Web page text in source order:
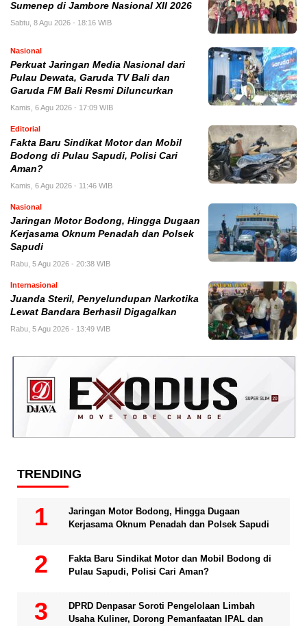
Sumenep di Jambore Nasional XII 2026
Sabtu, 8 Agu 2026 - 18:16 WIB
Nasional
Perkuat Jaringan Media Nasional dari
Pulau Dewata, Garuda TV Bali dan
Garuda FM Bali Resmi Diluncurkan
Kamis, 6 Agu 2026 - 17:09 WIB
Editorial
Fakta Baru Sindikat Motor dan Mobil
Bodong di Pulau Sapudi, Polisi Cari
Aman?
Kamis, 6 Agu 2026 - 11:46 WIB
Nasional
Jaringan Motor Bodong, Hingga Dugaan
Kerjasama Oknum Penadah dan Polsek
Sapudi
Rabu, 5 Agu 2026 - 20:38 WIB
Internasional
Juanda Steril, Penyelundupan Narkotika
Lewat Bandara Berhasil Digagalkan
Rabu, 5 Agu 2026 - 13:49 WIB
TRENDING
Jaringan Motor Bodong, Hingga Dugaan
Kerjasama Oknum Penadah dan Polsek Sapudi
Fakta Baru Sindikat Motor dan Mobil Bodong di
Pulau Sapudi, Polisi Cari Aman?
DPRD Denpasar Soroti Pengelolaan Limbah
Usaha Kuliner, Dorong Pemanfaatan IPAL dan